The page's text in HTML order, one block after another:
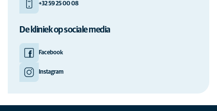
+32 59 25 00 08
De kliniek op sociale media
Facebook
Instagram